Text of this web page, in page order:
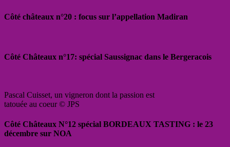
Côté châteaux n°20 : focus sur l’appellation Madiran
Côté Châteaux n°17: spécial Saussignac dans le Bergeracois
Pascal Cuisset, un vigneron dont la passion est
tatouée au coeur © JPS
Côté Châteaux N°12 spécial BORDEAUX TASTING : le 23
décembre sur NOA